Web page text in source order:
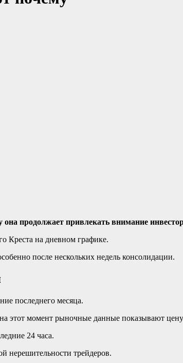
продолжает привлекать внимание
Креста на дневном графике.
после нескольких недель консолидации.
последнего месяца.
этот момент рыночные данные показывают
24 часа.
нерешительности трейдеров.